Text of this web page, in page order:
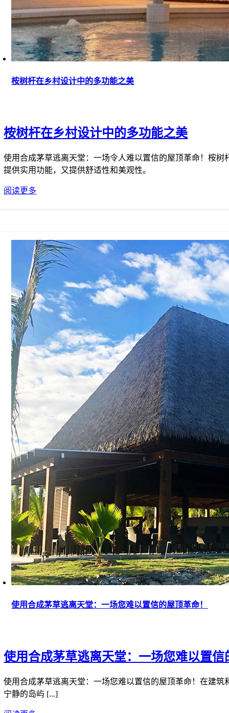
桉树杆在乡村设计中的多功能之美
桉树杆在乡村设计中的多功能之美
使用合成茅草逃离天堂：一场令人难以置信的屋顶革命！桉
提供实用功能，又提供舒适性和美观性。
阅读更多
使用合成茅草逃离天堂：一场您难以置信的屋顶革命！
使用合成茅草逃离天堂：一场您难以置信
使用合成茅草逃离天堂：一场您难以置信的屋顶革命！在建
宁静的岛屿 [...]